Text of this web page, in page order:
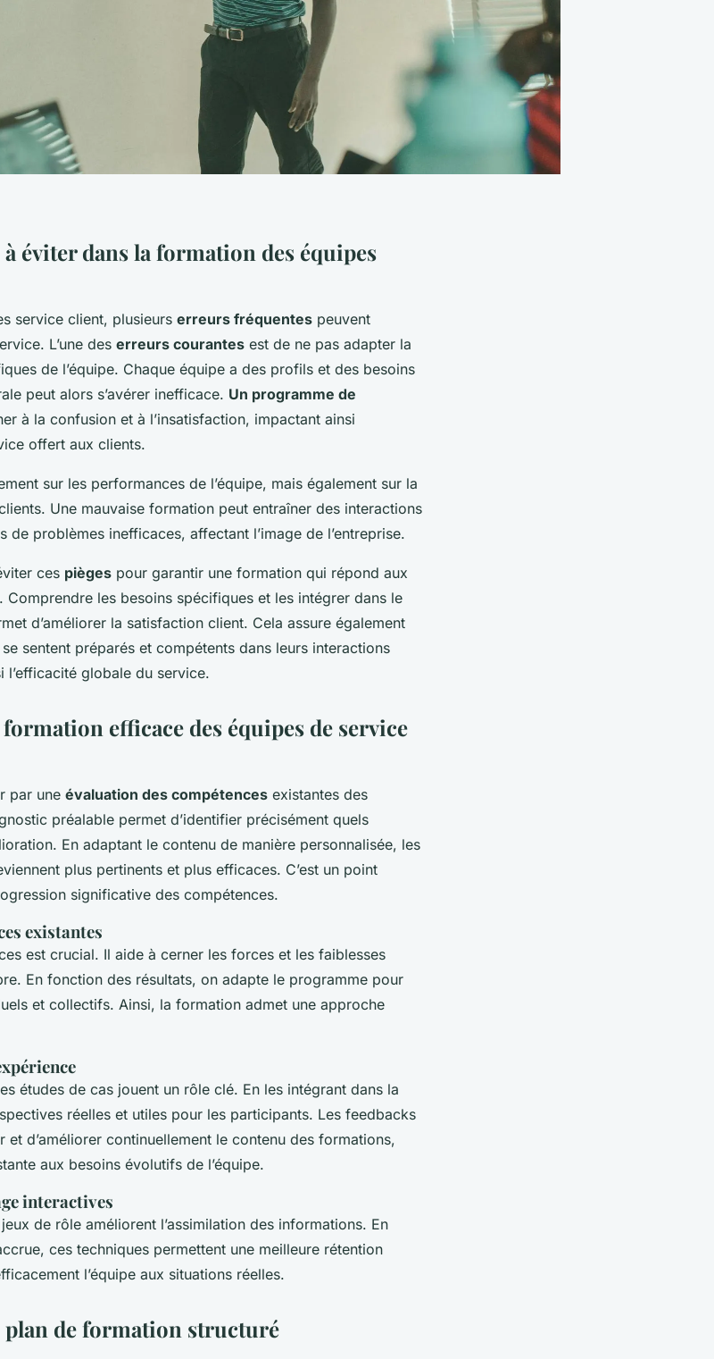
éviter dans la formation des équipes
service client, plusieurs erreurs fréquentes peuvent
L’une des erreurs courantes est de ne pas adapter la
de l’équipe. Chaque équipe a des profils et des besoins
peut alors s’avérer inefficace. Un programme de
à la confusion et à l’insatisfaction, impactant ainsi
offert aux clients.
sur les performances de l’équipe, mais également sur la
Une mauvaise formation peut entraîner des interactions
de problèmes inefficaces, affectant l’image de l’entreprise.
ces pièges pour garantir une formation qui répond aux
Comprendre les besoins spécifiques et les intégrer dans le
d’améliorer la satisfaction client. Cela assure également
sentent préparés et compétents dans leurs interactions
globale du service.
efficace des équipes de service
par une évaluation des compétences existantes des
préalable permet d’identifier précisément quels
En adaptant le contenu de manière personnalisée, les
plus pertinents et plus efficaces. C’est un point
significative des compétences.
existantes
est crucial. Il aide à cerner les forces et les faiblesses
En fonction des résultats, on adapte le programme pour
et collectifs. Ainsi, la formation admet une approche
études de cas jouent un rôle clé. En les intégrant dans la
réelles et utiles pour les participants. Les feedbacks
et d’améliorer continuellement le contenu des formations,
aux besoins évolutifs de l’équipe.
interactives
de rôle améliorent l’assimilation des informations. En
ces techniques permettent une meilleure rétention
l’équipe aux situations réelles.
plan de formation structuré